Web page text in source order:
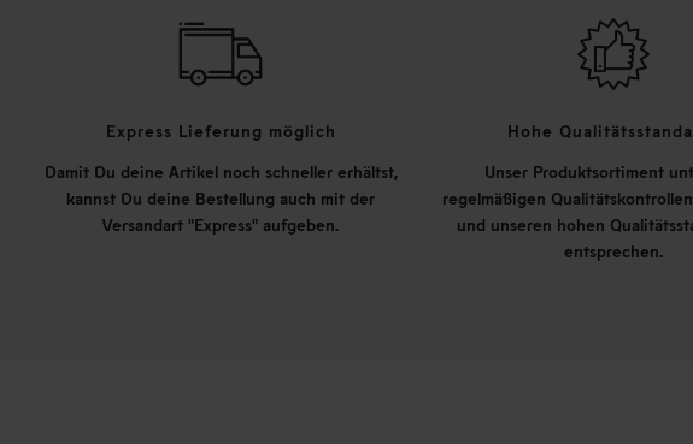
Express Lieferung möglich
Damit Du deine Artikel noch schneller erhältst,
kannst Du deine Bestellung auch mit der
Versandart "Express" aufgeben.
Hohe
Unser Produktsortiment
regelmäßigen
und unseren hohen
entsprechen.